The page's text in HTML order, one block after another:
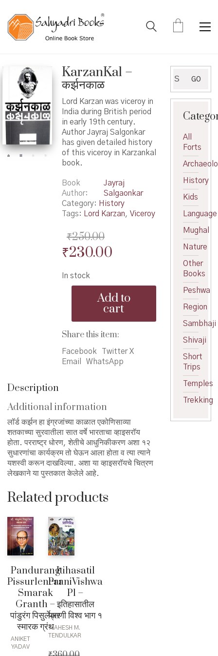
KarzanKal –
कर्झनकाळ
Lord Karzan was viceroy in
India during British period
in early 19th century.
Author Jayraj Salgonkar
has given detailed history
of this viceroy in Karzankal
book.
Book
Author
Jayraj
Salgaonkar
Category: History
Tags:
Lord Karzan, Viceroy
₹250.00
Original
was:
₹250.00.
₹230.00Current
is:
₹230.00.
In stock
quantity
Add to
cart
Share this item:
Facebook
Twitter X
Email
WhatsApp
Description
Additional information
लॉर्ड कर्झन हा इंग्रजांच्या काळात एकोणिसाव्या
शतकाच्या सुरवातीला सात वर्षे भारताचा व्हाइसरॉय
होता. परराष्ट्र धोरण, शेतीचे आधुनिकीकरण अशा १२
सुधारणांचा कार्यक्रम तो घेऊन आला होता व त्या त्याने
यशस्वी करून दाखविल्या. अशा या व्हाइसरॉयचे चित्रण
लेखकाने या पुस्तकात केलेले आहे.
Related products
Pandurang
Pissurlencar
Smarak
Granth –
पांडुरंग पिसुर्लेकर
स्मारक ग्रंथ
ANIKET
YADAV
Itihasatil
PraniVishwa
P1 –
इतिहासातील
प्राणी विश्व भाग १
MAHESH M.
TENDULKAR
for:
GO
All
Forts
History
Kids
Language
Mughal
Nature
Other
Books
Peshwa
Region
Sambhaji
Shivaji
Short
Trips
Temples
Trekking